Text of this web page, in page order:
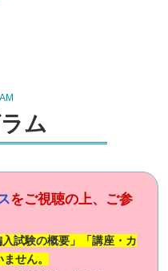
ム
をご視聴の上、ご参
試験の概要」「講座・カ
せん。